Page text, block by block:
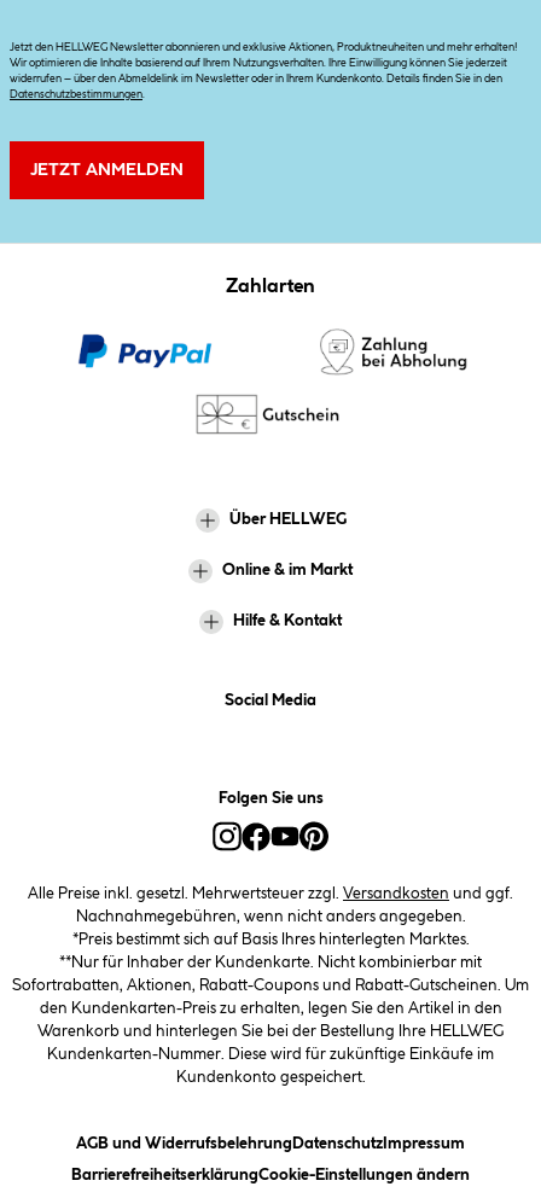
Jetzt den HELLWEG Newsletter abonnieren und exklusive Aktionen, Produktneuheiten und mehr erhalten!
Wir optimieren die Inhalte basierend auf Ihrem Nutzungsverhalten. Ihre Einwilligung können Sie jederzeit
widerrufen – über den Abmeldelink im Newsletter oder in Ihrem Kundenkonto. Details finden Sie in den
Datenschutzbestimmungen
JETZT ANMELDEN
Zahlarten
Über HELLWEG
Online & im Markt
Hilfe & Kontakt
Social Media
Folgen Sie uns
Alle Preise inkl. gesetzl. Mehrwertsteuer zzgl. Versandkosten und ggf.
Nachnahmegebühren, wenn nicht anders angegeben.
*Preis bestimmt sich auf Basis Ihres hinterlegten Marktes.
**Nur für Inhaber der Kundenkarte. Nicht kombinierbar mit
Sofortrabatten, Aktionen, Rabatt-Coupons und Rabatt-Gutscheinen. Um
den Kundenkarten-Preis zu erhalten, legen Sie den Artikel in den
Warenkorb und hinterlegen Sie bei der Bestellung Ihre HELLWEG
Kundenkarten-Nummer. Diese wird für zukünftige Einkäufe im
Kundenkonto gespeichert.
AGB und Widerrufsbelehrung (öffnet ein Dialogfeld)
Datenschutz(öffnet ein Dialogfeld)
Impressum
Barrierefreiheitserklärung(öffnet ein Dialogfeld)
Cookie-Einstellungen ändern(öffnet